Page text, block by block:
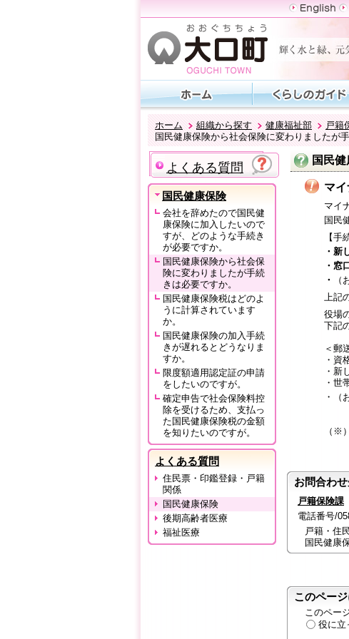
ホーム 組織から探す 健康福祉部 戸籍
国民健康保険から社会保険に変わりましたが
よくある質問
国民健康保険
会社を辞めたので国民健
康保険に加入したいので
すが、どのような手続き
が必要ですか。
国民健康保険から社会保
険に変わりましたが手続
きは必要ですか。
国民健康保険税はどのよ
うに計算されています
か。
国民健康保険の加入手続
きが遅れるとどうなりま
すか。
限度額適用認定証の申請
をしたいのですが。
確定申告で社会保険料控
除を受けるため、支払っ
た国民健康保険税の金額
を知りたいのですが。
よくある質問
住民票・印鑑登録・戸籍
関係
国民健康保険
後期高齢者医療
福祉医療
国民
マ
マイ
国民
【手
・新
・窓
・
（
上記
役場
下記
＜郵
・資
・新
・世
・（
（※
年
お問合わ
戸籍保険課
電話番号/
戸籍・住
国民健康
このペー
このペー
役に立